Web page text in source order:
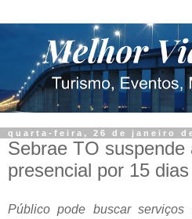
quarta-feira, 26 de janeiro
Sebrae TO suspende
presencial por 15 dias
Público pode buscar